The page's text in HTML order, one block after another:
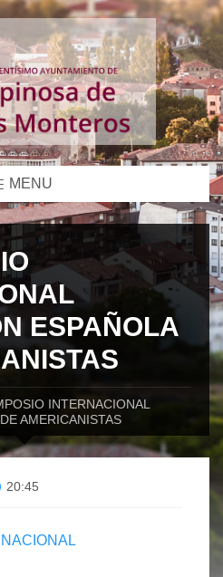
MENU
ESPAÑOLA
INTERNACIONAL
AMERICANISTAS
20:45